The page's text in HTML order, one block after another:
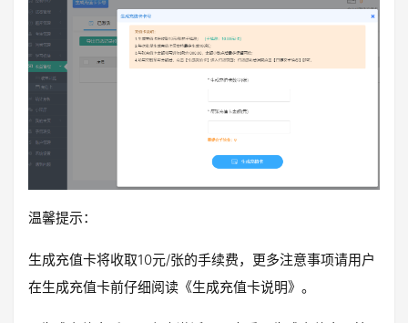
温馨提示：
生成充值卡将收取10元/张的手续费，更多注意事项请用户
在生成充值卡前仔细阅读《生成充值卡说明》。